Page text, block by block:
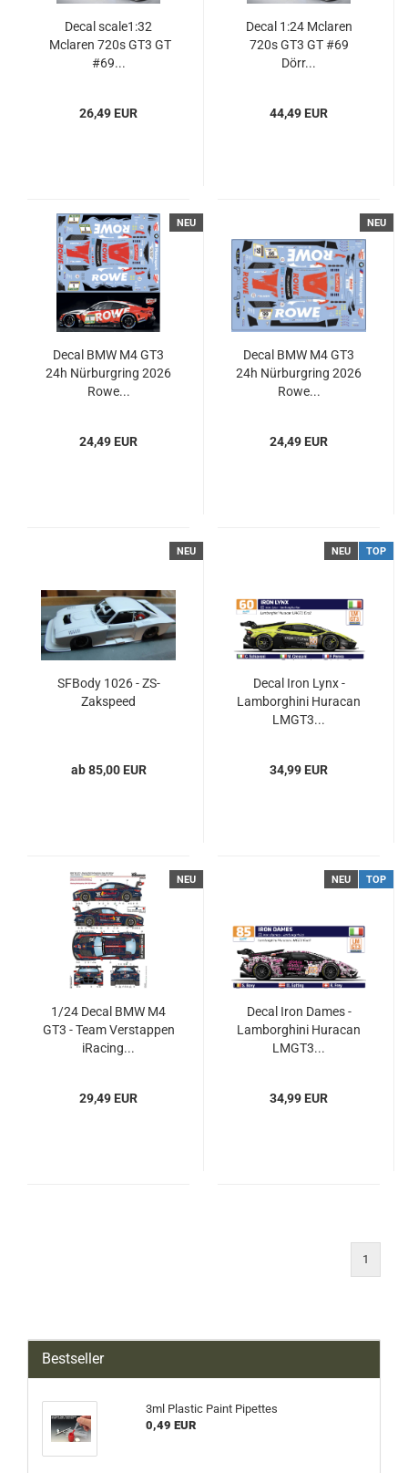
Decal scale1:32
Mclaren 720s GT3 GT
#69...
26,49 EUR
Decal 1:24 Mclaren
720s GT3 GT #69
Dörr...
44,49 EUR
NEU
Decal BMW M4 GT3
24h Nürburgring 2026
Rowe...
24,49 EUR
NEU
Decal BMW M4 GT3
24h Nürburgring 2026
Rowe...
24,49 EUR
NEU
SFBody 1026 - ZS-
Zakspeed
ab 85,00 EUR
NEU TOP
Decal Iron Lynx -
Lamborghini Huracan
LMGT3...
34,99 EUR
NEU
1/24 Decal BMW M4
GT3 - Team Verstappen
iRacing...
29,49 EUR
NEU TOP
Decal Iron Dames -
Lamborghini Huracan
LMGT3...
34,99 EUR
1
Bestseller
3ml Plastic Paint Pipettes
0,49 EUR